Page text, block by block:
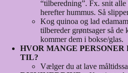
“tilberedning”. Fx. snit
herefter hummus. Så
Kog quinoa og lad
tilbereder grøntsager så
kommer dem i bokse/glas.
HVOR MANGE PERSONER
TIL?
Vælger du at lave